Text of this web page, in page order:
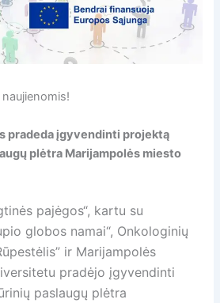
pradeda įgyvendinti projektą
plėtra Marijampolės miesto
pajėgos“, kartu su
globos namai“, Onkologinių
ir Marijampolės
pradėjo įgyvendinti
paslaugų plėtra